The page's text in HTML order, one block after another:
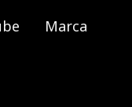
Marca